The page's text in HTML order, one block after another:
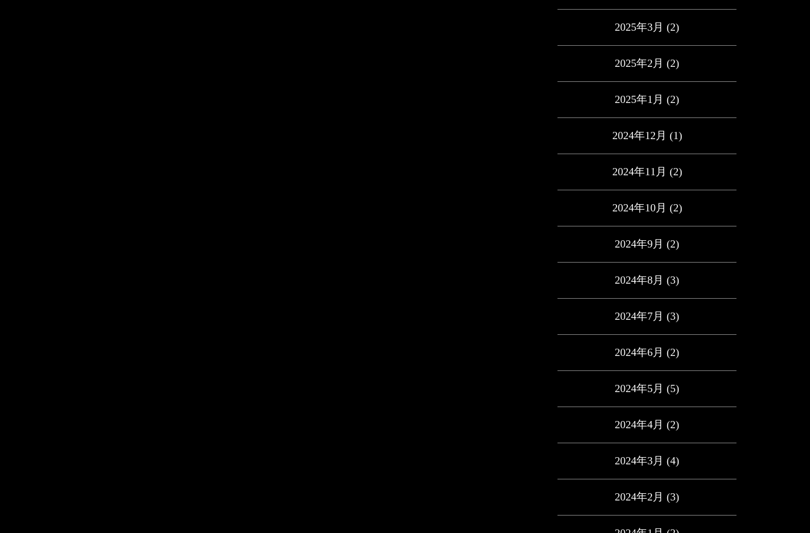
2025年3月 (2)
2025年2月 (2)
2025年1月 (2)
2024年12月 (1)
2024年11月 (2)
2024年10月 (2)
2024年9月 (2)
2024年8月 (3)
2024年7月 (3)
2024年6月 (2)
2024年5月 (5)
2024年4月 (2)
2024年3月 (4)
2024年2月 (3)